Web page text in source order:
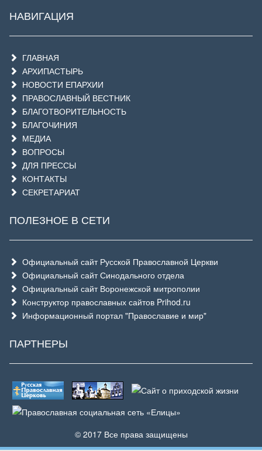
НАВИГАЦИЯ
ГЛАВНАЯ
АРХИПАСТЫРЬ
НОВОСТИ ЕПАРХИИ
ПРАВОСЛАВНЫЙ ВЕСТНИК
БЛАГОТВОРИТЕЛЬНОСТЬ
БЛАГОЧИНИЯ
МЕДИА
ВОПРОСЫ
ДЛЯ ПРЕССЫ
КОНТАКТЫ
СЕКРЕТАРИАТ
ПОЛЕЗНОЕ В СЕТИ
Официальный сайт Русской Православной Церкви
Официальный сайт Синодального отдела
Официальный сайт Воронежской митрополии
Конструктор православных сайтов Prihod.ru
Информационный портал "Православие и мир"
ПАРТНЕРЫ
© 2017 Все права защищены